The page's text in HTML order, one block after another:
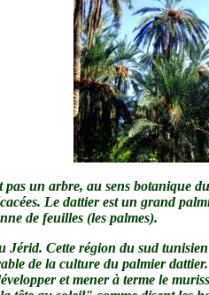
un arbre, au sens botanique
Le dattier est un grand
de feuilles (les palmes).
Jérid. Cette région du sud
de la culture du palmier
et mener à terme le